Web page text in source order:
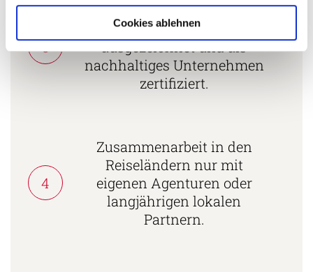
Cookies ablehnen
3
Mehrfach mit
Tourismuspreisen
ausgezeichnet und als
nachhaltiges Unternehmen
zertifiziert.
4
Zusammenarbeit in den
Reiseländern nur mit
eigenen Agenturen oder
langjährigen lokalen
Partnern.